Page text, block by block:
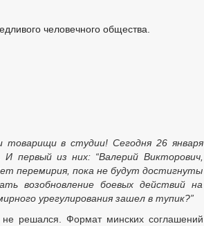
человечного общества.
в студии! Сегодня 26 января
первый из них: “Валерий Викторович,
перемирия, пока не будут достигнуты
возобновление боевых действий на
урегулирования зашел в тупик?”
решался. Формат минских соглашений